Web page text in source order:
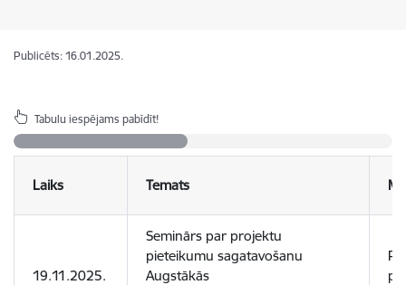
Publicēts: 16.01.2025.
Tabulu iespējams pabīdīt!
Laiks Temats
19.11.2025.
Seminārs par projektu
pieteikumu sagatavošanu
Augstākās